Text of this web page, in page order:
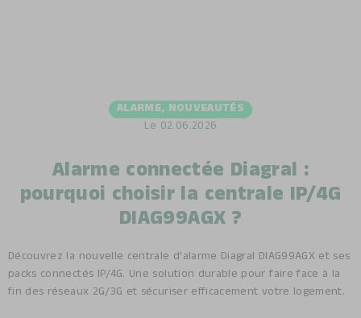
ALARME, NOUVEAUTÉS
Le 02.06.2026
Alarme connectée Diagral :
pourquoi choisir la centrale IP/4G
DIAG99AGX ?
Découvrez la nouvelle centrale d’alarme Diagral DIAG99AGX et ses
packs connectés IP/4G. Une solution durable pour faire face à la
fin des réseaux 2G/3G et sécuriser efficacement votre logement.